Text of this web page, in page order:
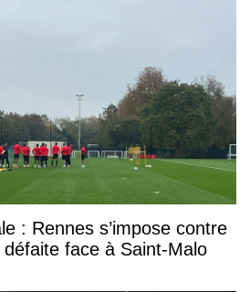
: Rennes s’impose contre
face à Saint-Malo